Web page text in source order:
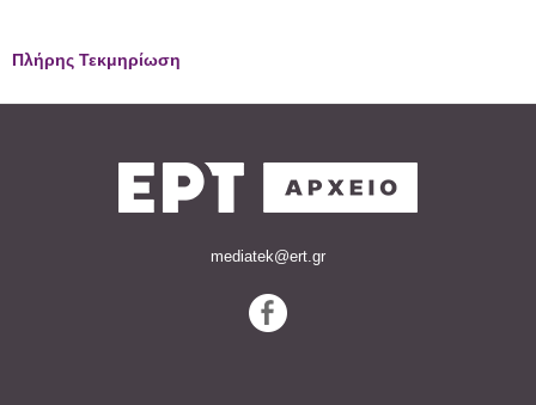
Πλήρης Τεκμηρίωση
mediatek@ert.gr